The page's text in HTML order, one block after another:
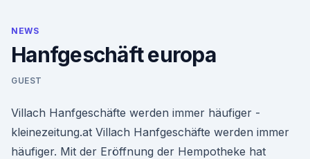
NEWS
Hanfgeschäft europa
GUEST
Villach Hanfgeschäfte werden immer häufiger -
kleinezeitung.at Villach Hanfgeschäfte werden immer
häufiger. Mit der Eröffnung der Hempotheke hat